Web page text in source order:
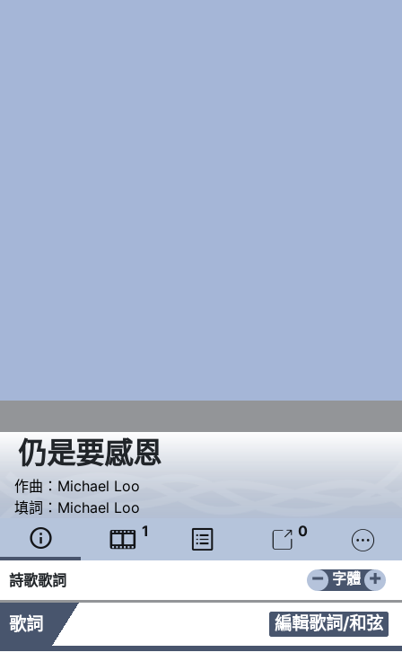
仍是要感恩
作曲： Michael Loo
填詞： Michael Loo
  1   0 
詩歌歌詞 − +
字體
歌詞 編輯歌詞/和弦